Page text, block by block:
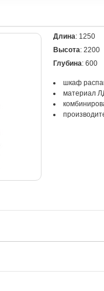
Длина: 1250
Высота: 2200
Глубина: 600
шкаф
материал